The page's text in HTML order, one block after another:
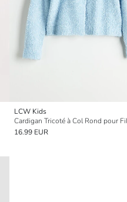
LCW Kids
Cardigan Tricoté à Col Rond pour
16.99 EUR